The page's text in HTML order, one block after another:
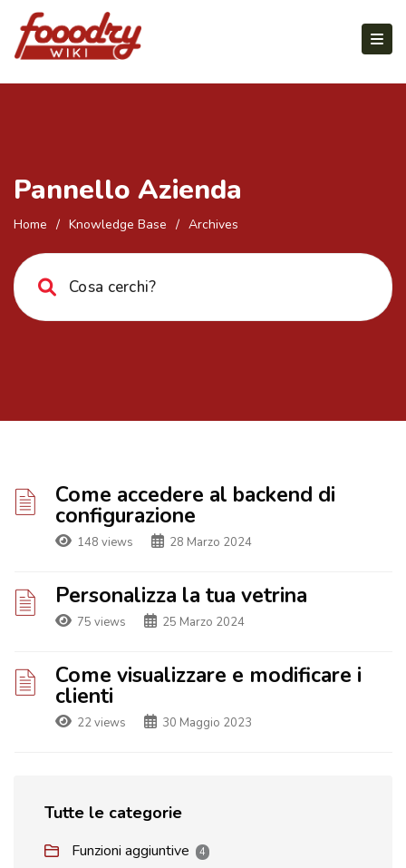
Pannello Azienda
Home / Knowledge Base / Archives
Come accedere al backend di
configurazione
148 views 28 Marzo 2024
Personalizza la tua vetrina
75 views 25 Marzo 2024
Come visualizzare e modificare i
clienti
22 views 30 Maggio 2023
Tutte le categorie
Funzioni aggiuntive 4